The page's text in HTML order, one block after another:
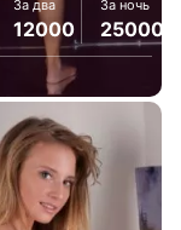
За два
12000
За ночь
25000